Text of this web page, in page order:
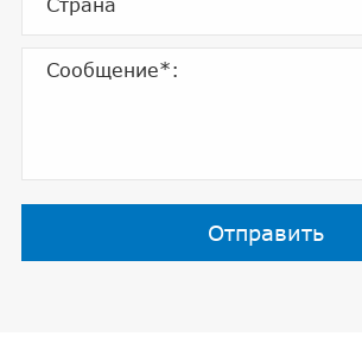
Отправить